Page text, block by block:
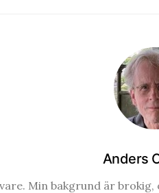
Anders
Min bakgrund är